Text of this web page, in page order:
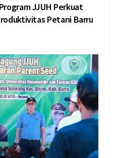
JJUH Perkuat
Petani Barru